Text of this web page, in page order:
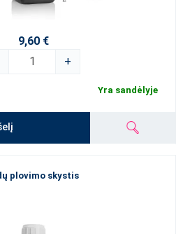
9,60 €
+
Yra sandėlyje
plovimo skystis